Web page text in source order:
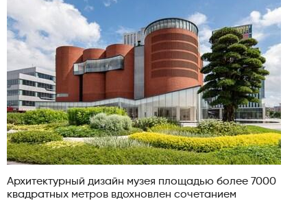
Архитектурный дизайн музея площадью более 7000
квадратных метров вдохновлен сочетанием